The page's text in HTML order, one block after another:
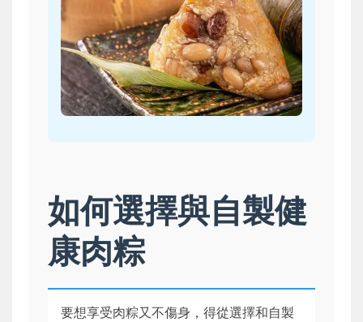
如何選擇與自製健
康肉粽
要想享受肉粽又不傷身，得從選擇和自製